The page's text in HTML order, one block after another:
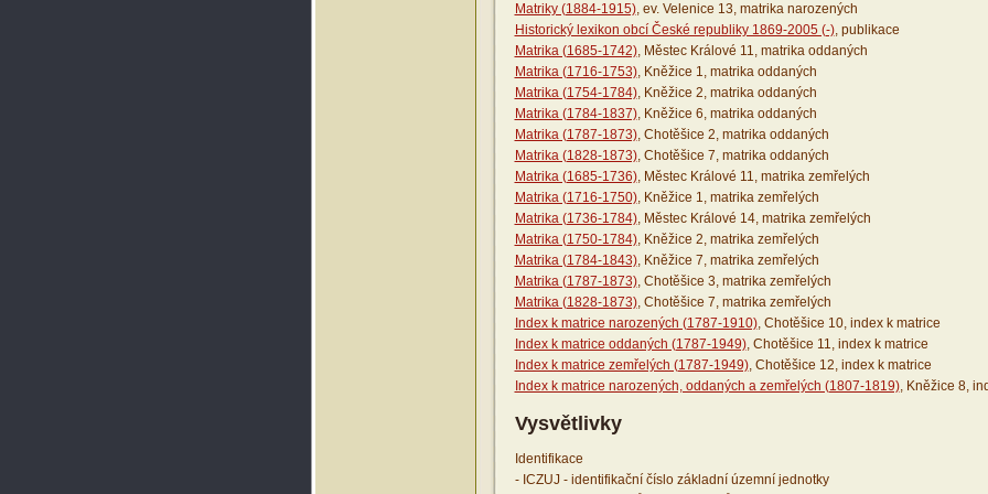
Matriky (1884-1915), ev. Velenice 13, matrika narozených
Historický lexikon obcí České republiky 1869-2005 (-), publikace
Matrika (1685-1742), Městec Králové 11, matrika oddaných
Matrika (1716-1753), Kněžice 1, matrika oddaných
Matrika (1754-1784), Kněžice 2, matrika oddaných
Matrika (1784-1837), Kněžice 6, matrika oddaných
Matrika (1787-1873), Chotěšice 2, matrika oddaných
Matrika (1828-1873), Chotěšice 7, matrika oddaných
Matrika (1685-1736), Městec Králové 11, matrika zemřelých
Matrika (1716-1750), Kněžice 1, matrika zemřelých
Matrika (1736-1784), Městec Králové 14, matrika zemřelých
Matrika (1750-1784), Kněžice 2, matrika zemřelých
Matrika (1784-1843), Kněžice 7, matrika zemřelých
Matrika (1787-1873), Chotěšice 3, matrika zemřelých
Matrika (1828-1873), Chotěšice 7, matrika zemřelých
Index k matrice narozených (1787-1910), Chotěšice 10, index k matrice
Index k matrice oddaných (1787-1949), Chotěšice 11, index k matrice
Index k matrice zemřelých (1787-1949), Chotěšice 12, index k matrice
Index k matrice narozených, oddaných a zemřelých (1807-1819), Kněžice 8,
Vysvětlivky
Identifikace
- ICZUJ - identifikační číslo základní územní jednotky